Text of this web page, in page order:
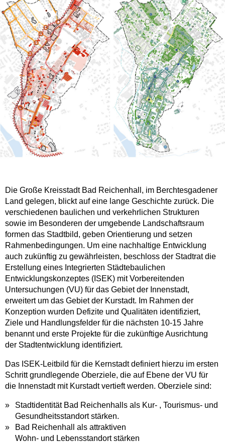
Die Große Kreisstadt Bad Reichenhall, im Berchtesgadener
Land gelegen, blickt auf eine lange Geschichte zurück. Die
verschiedenen baulichen und verkehrlichen Strukturen
sowie im Besonderen der umgebende Landschaftsraum
formen das Stadtbild, geben Orientierung und setzen
Rahmenbedingungen. Um eine nachhaltige Entwicklung
auch zukünftig zu gewährleisten, beschloss der Stadtrat die
Erstellung eines Integrierten Städtebaulichen
Entwicklungskonzeptes (ISEK) mit Vorbereitenden
Untersuchungen (VU) für das Gebiet der Innenstadt,
erweitert um das Gebiet der Kurstadt. Im Rahmen der
Konzeption wurden Defizite und Qualitäten identifiziert,
Ziele und Handlungsfelder für die nächsten 10-15 Jahre
benannt und erste Projekte für die zukünftige Ausrichtung
der Stadtentwicklung identifiziert.
Das ISEK-Leitbild für die Kernstadt definiert hierzu im ersten
Schritt grundlegende Oberziele, die auf Ebene der VU für
die Innenstadt mit Kurstadt vertieft werden. Oberziele sind:
Stadtidentität Bad Reichenhalls als Kur- , Tourismus- und
Gesundheitsstandort stärken.
Bad Reichenhall als attraktiven
Wohn- und Lebensstandort stärken